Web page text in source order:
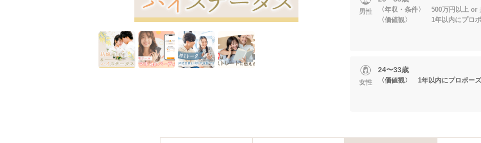
男性
〈年収・条件〉 500万円以上 or
〈価値観〉 1年以内にプロポ
女性
24〜33歳
〈価値観〉 1年以内にプロポー